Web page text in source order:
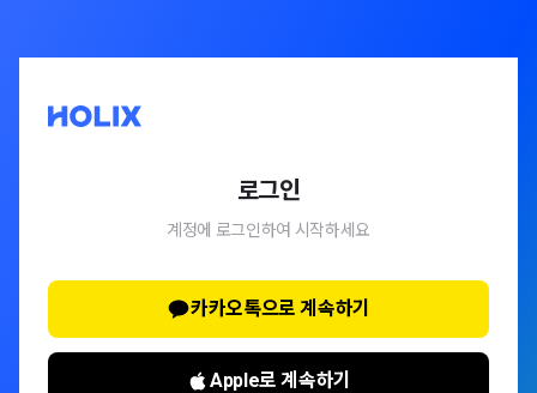
로그인
계정에 로그인하여 시작하세요
카카오톡으로 계속하기
Apple로 계속하기